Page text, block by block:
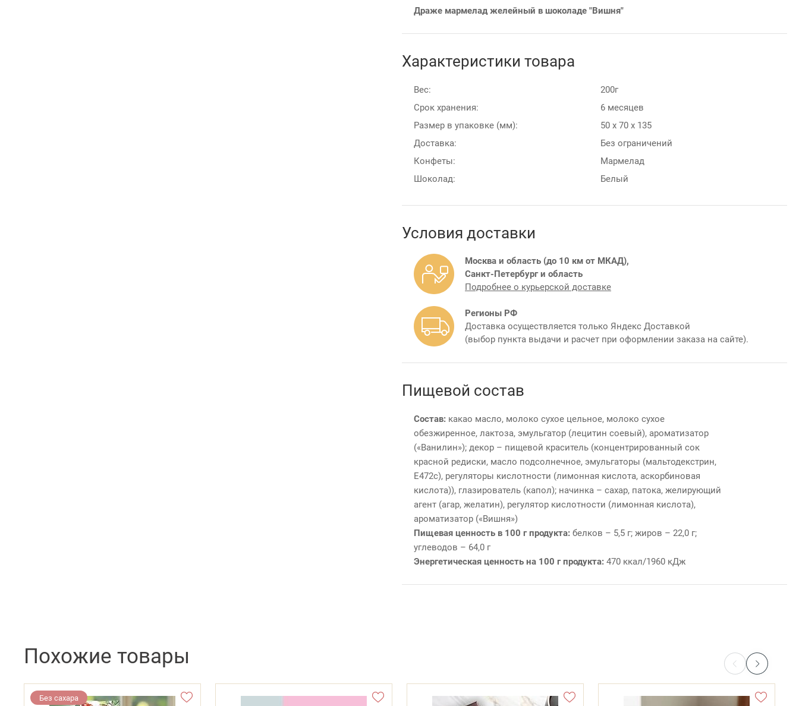
Драже мармелад желейный в шоколаде "Вишня"
Характеристики товара
Вес:
200г
Срок хранения:
6 месяцев
Размер в упаковке (мм):
50 х 70 х 135
Доставка:
Без ограничений
Конфеты:
Мармелад
Шоколад:
Белый
Условия доставки
Москва и область (до 10 км от МКАД),
Санкт-Петербург и область
Подробнее о курьерской доставке
Регионы РФ
Доставка осуществляется только Яндекс Доставкой
(выбор пункта выдачи и расчет при оформлении заказа на сайте).
Пищевой состав
Состав: какао масло, молоко сухое цельное, молоко сухое
обезжиренное, лактоза, эмульгатор (лецитин соевый), ароматизатор
(«Ванилин»); декор – пищевой краситель (концентрированный сок
красной редиски, масло подсолнечное, эмульгаторы (мальтодекстрин,
Е472с), регуляторы кислотности (лимонная кислота, аскорбиновая
кислота)), глазирователь (капол); начинка – сахар, патока, желирующий
агент (агар, желатин), регулятор кислотности (лимонная кислота),
ароматизатор («Вишня»)
Пищевая ценность в 100 г продукта: белков – 5,5 г; жиров – 22,0 г;
углеводов – 64,0 г
Энергетическая ценность на 100 г продукта: 470 ккал/1960 кДж
Похожие товары
Без сахара